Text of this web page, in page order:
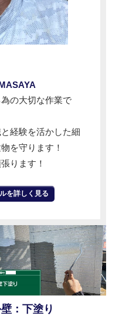
の大切な作業で
経験を活かした細
を守ります！
ります！
を詳しく見る
：下塗り